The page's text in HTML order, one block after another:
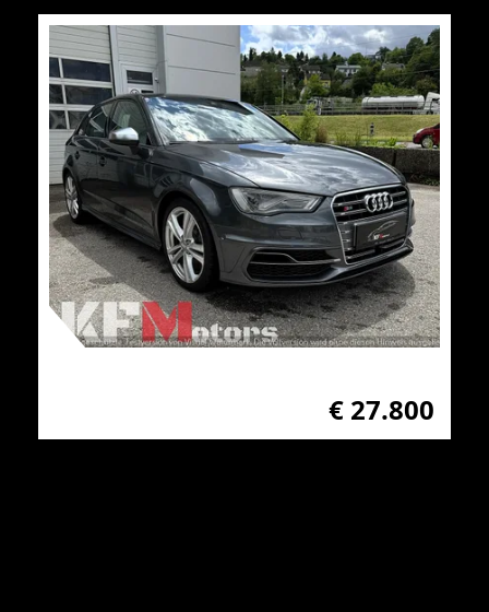
€ 27.800